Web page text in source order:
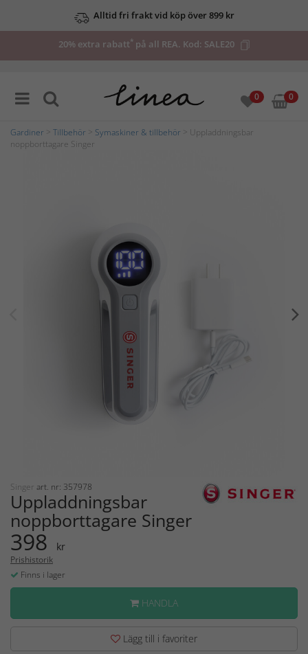
Alltid fri frakt vid köp över 899 kr
20% extra rabatt*på all REA. Kod: SALE20
0 0
Gardiner Tillbehör Symaskiner & tillbehör > Uppladdningsbar
noppborttagare Singer
Singer art. nr: 357978
Uppladdningsbar
noppborttagare Singer
398 kr
Prishistorik
Finns i lager
HANDLA
Lägg till i favoriter